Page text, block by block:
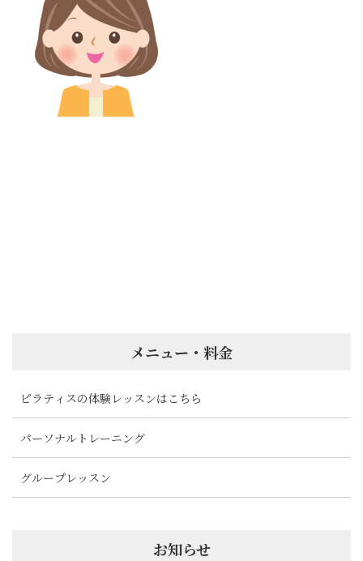
メニュー・料金
ピラティスの体験レッスンはこちら
パーソナルトレーニング
グループレッスン
お知らせ